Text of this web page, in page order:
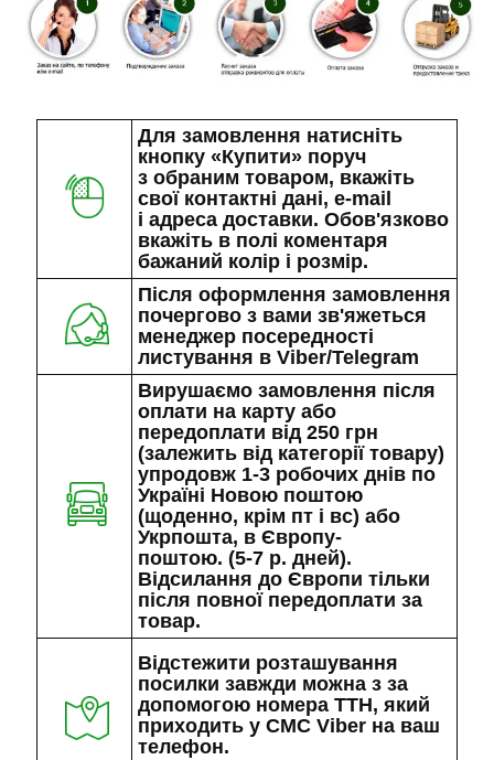
Для замовлення натисніть
кнопку «Купити» поруч
з обраним товаром, вкажіть
свої контактні дані, e-mail
і адреса доставки. Обов'язково
вкажіть в полі коментаря
бажаний колір і розмір.
Після оформлення замовлення
почергово з вами зв'яжеться
менеджер посередності
листування в Viber/Telegram
Вирушаємо замовлення після
оплати на карту або
передоплати від 250 грн
(залежить від категорії товару)
упродовж 1-3 робочих днів по
Україні Новою поштою
(щоденно, крім пт і вс) або
Укрпошта, в Європу-
поштою. (5-7 р. дней).
Відсилання до Європи тільки
після повної передоплати за
товар.
Відстежити розташування
посилки завжди можна з за
допомогою номера ТТН, який
приходить у СМС Viber на ваш
телефон.